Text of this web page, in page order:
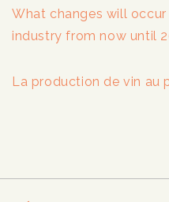
What changes will
industry from now until
La production de vin au